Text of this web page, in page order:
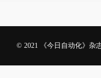
© 2021 《今日自动化》